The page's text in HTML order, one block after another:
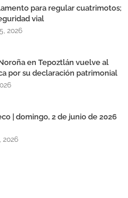
para regular cuatrimotos;
vial
2026
en Tepoztlán vuelve al
por su declaración patrimonial
| domingo, 2 de junio de 2026
2026